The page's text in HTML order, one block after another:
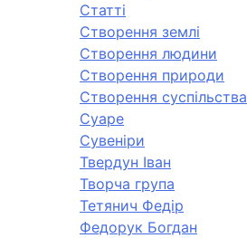
Статті
Створення землі
Створення людини
Створення природи
Створення суспільства
Суаре
Сувеніри
Твердун Іван
Творча група
Тетянич Федір
Федорук Богдан